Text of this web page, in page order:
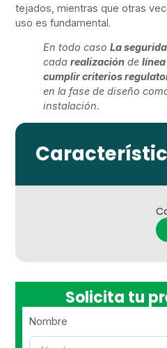
tejados, mientras que otras
uso es fundamental.
En todo casoLa
cadarealización de
cumplir criterios
en la fase de diseño
instalación.
Solicita tu
Nombre